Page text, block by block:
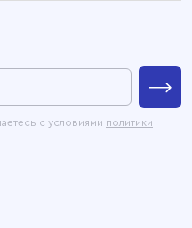
с условиями политики